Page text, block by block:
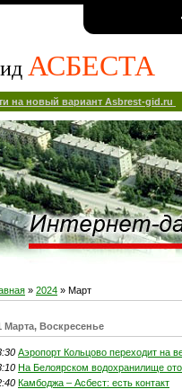
АСБЕСТА
на новый вариант Asbrest-gid.ru
» 2024 » Март
Марта, Воскресенье
Аэропорт Кольцово переходит на
На Белоярском водохранилище
Камбоджа – Асбест: есть контакт